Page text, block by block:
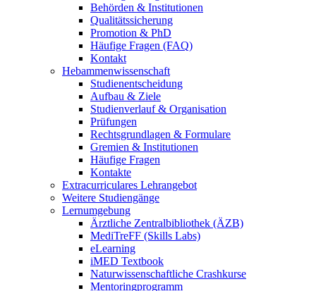
Behörden & Institutionen
Qualitätssicherung
Promotion & PhD
Häufige Fragen (FAQ)
Kontakt
Hebammenwissenschaft
Studienentscheidung
Aufbau & Ziele
Studienverlauf & Organisation
Prüfungen
Rechtsgrundlagen & Formulare
Gremien & Institutionen
Häufige Fragen
Kontakte
Extracurriculares Lehrangebot
Weitere Studiengänge
Lernumgebung
Ärztliche Zentralbibliothek (ÄZB)
MediTreFF (Skills Labs)
eLearning
iMED Textbook
Naturwissenschaftliche Crashkurse
Mentoringprogramm